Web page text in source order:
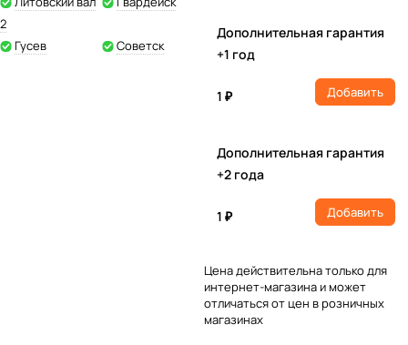
2
Гусев Советск
Дополнительная гарантия
+1 год
1 ₽ Добавить
Дополнительная гарантия
+2 года
1 ₽ Добавить
Цена действительна только для
интернет-магазина и может
отличаться от цен в розничных
магазинах